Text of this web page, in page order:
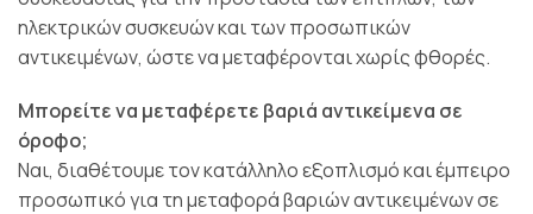
ηλεκτρικών συσκευών και των προσωπικών
αντικειμένων, ώστε να μεταφέρονται χωρίς φθορές.
Μπορείτε να μεταφέρετε βαριά αντικείμενα σε
όροφο;
Ναι, διαθέτουμε τον κατάλληλο εξοπλισμό και έμπειρο
προσωπικό για τη μεταφορά βαριών αντικειμένων σε